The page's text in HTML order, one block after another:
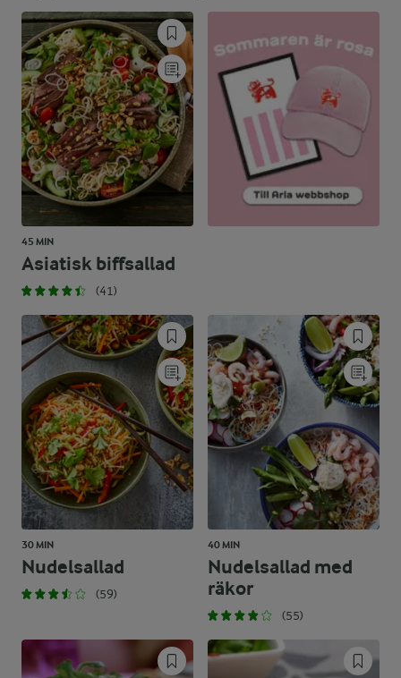
Kolhydrater:
44,4 %
58,3 g
45 MIN
Asiatisk biffsallad
(41)
30 MIN
Nudelsallad
(59)
40 MIN
Nudelsallad med
räkor
(55)